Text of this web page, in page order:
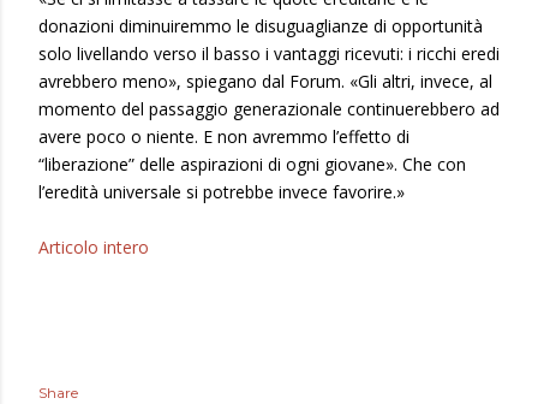
donazioni diminuiremmo le disuguaglianze di opportunità
solo livellando verso il basso i vantaggi ricevuti: i ricchi eredi
avrebbero meno», spiegano dal Forum. «Gli altri, invece, al
momento del passaggio generazionale continuerebbero ad
avere poco o niente. E non avremmo l’effetto di
“liberazione” delle aspirazioni di ogni giovane». Che con
l’eredità universale si potrebbe invece favorire.»
Articolo intero
Share